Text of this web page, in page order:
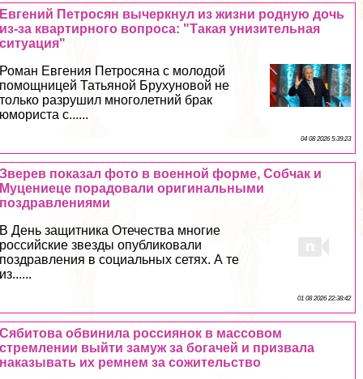
Евгений Петросян вычеркнул из жизни родную дочь
из-за квартирного вопроса: "Такая унизительная
ситуация"
Роман Евгения Петросяна с молодой
помощницей Татьяной Брухуновой не
только разрушил многолетний бpaк
юмориста с......
04 08 2026 5:39:23
Зверев показал фото в военной форме, Собчак и
Муцениеце порадовали оригинальными
поздравлениями
В День защитника Отечества многие
российские звезды опубликовали
поздравления в социальных сетях. А те
из......
01 08 2026 22:38:42
Сябитова обвинила россиянок в массовом
стремлении выйти замуж за богачей и призвала
наказывать их ремнем за сожительство